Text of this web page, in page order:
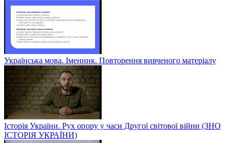
Українська мова. Іменник. Повторення вивченого матеріалу
Історія України. Рух опору у часи Другої світової війни (ЗНО
ІСТОРІЯ УКРАЇНИ)